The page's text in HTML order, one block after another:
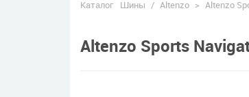
Каталог Шины / Altenzo > Altenzo
Altenzo Sports